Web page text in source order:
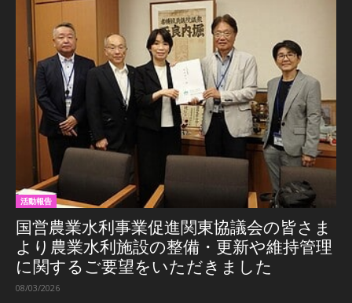
活動報告
国営農業水利事業促進関東協議会の皆さま
より農業水利施設の整備・更新や維持管理
に関するご要望をいただきました
08/03/2026